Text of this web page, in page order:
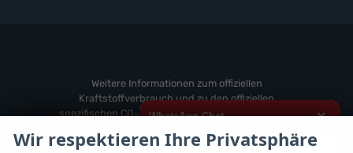
WhatsApp Chat ×
Weitere Informationen zum offiziellen
Kraftstoffverbrauch und zu den offiziellen
spezifischen CO2-Emissionen und gegebenenfalls
'Leitfaden über den offiziellen Kraftstoffverbrauch,
Wir respektieren Ihre Privatsphäre